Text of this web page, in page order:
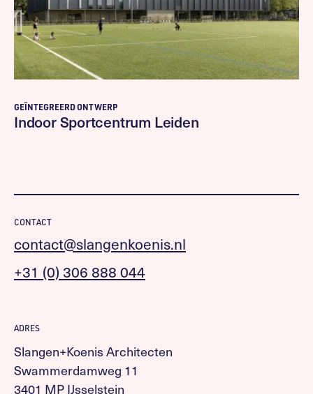
GEÏNTEGREERD ONTWERP
Indoor Sportcentrum Leiden
CONTACT
contact@slangenkoenis.nl
+31 (0) 306 888 044
ADRES
Slangen+Koenis Architecten
Swammerdamweg 11
3401 MP IJsselstein